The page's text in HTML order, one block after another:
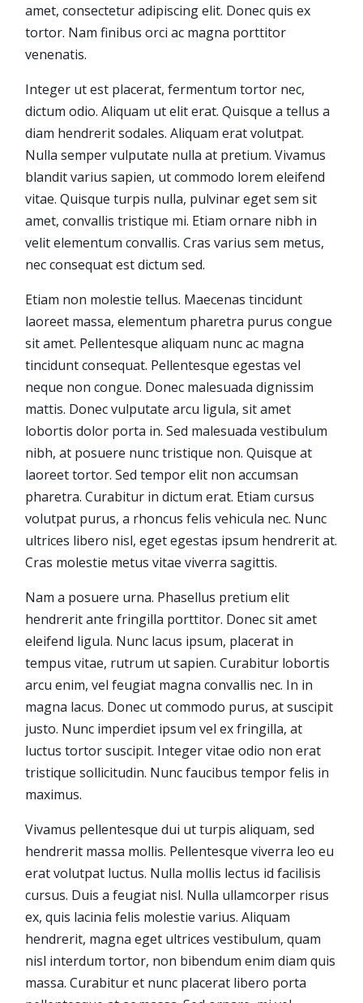
amet, consectetur adipiscing elit. Donec quis ex
tortor. Nam finibus orci ac magna porttitor
venenatis.
Integer ut est placerat, fermentum tortor nec,
dictum odio. Aliquam ut elit erat. Quisque a tellus a
diam hendrerit sodales. Aliquam erat volutpat.
Nulla semper vulputate nulla at pretium. Vivamus
blandit varius sapien, ut commodo lorem eleifend
vitae. Quisque turpis nulla, pulvinar eget sem sit
amet, convallis tristique mi. Etiam ornare nibh in
velit elementum convallis. Cras varius sem metus,
nec consequat est dictum sed.
Etiam non molestie tellus. Maecenas tincidunt
laoreet massa, elementum pharetra purus congue
sit amet. Pellentesque aliquam nunc ac magna
tincidunt consequat. Pellentesque egestas vel
neque non congue. Donec malesuada dignissim
mattis. Donec vulputate arcu ligula, sit amet
lobortis dolor porta in. Sed malesuada vestibulum
nibh, at posuere nunc tristique non. Quisque at
laoreet tortor. Sed tempor elit non accumsan
pharetra. Curabitur in dictum erat. Etiam cursus
volutpat purus, a rhoncus felis vehicula nec. Nunc
ultrices libero nisl, eget egestas ipsum hendrerit at.
Cras molestie metus vitae viverra sagittis.
Nam a posuere urna. Phasellus pretium elit
hendrerit ante fringilla porttitor. Donec sit amet
eleifend ligula. Nunc lacus ipsum, placerat in
tempus vitae, rutrum ut sapien. Curabitur lobortis
arcu enim, vel feugiat magna convallis nec. In in
magna lacus. Donec ut commodo purus, at suscipit
justo. Nunc imperdiet ipsum vel ex fringilla, at
luctus tortor suscipit. Integer vitae odio non erat
tristique sollicitudin. Nunc faucibus tempor felis in
maximus.
Vivamus pellentesque dui ut turpis aliquam, sed
hendrerit massa mollis. Pellentesque viverra leo eu
erat volutpat luctus. Nulla mollis lectus id facilisis
cursus. Duis a feugiat nisl. Nulla ullamcorper risus
ex, quis lacinia felis molestie varius. Aliquam
hendrerit, magna eget ultrices vestibulum, quam
nisl interdum tortor, non bibendum enim diam quis
massa. Curabitur et nunc placerat libero porta